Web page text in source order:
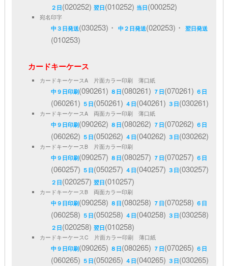
２日(020252)翌日(010252) 当日(000252)
宛名印字
中３日発送(030253)・中２日発送(020253)・翌日発送
(010253)
カードキーケース
カードキーケースA 片面カラー印刷 薄口紙
中９日印刷(090261) ８日(080261) ７日(070261) ６日
(060261) ５日(050261) ４日(040261) ３日(030261)
カードキーケースA 両面カラー印刷 薄口紙
中９日印刷(090262) ８日(080262) ７日(070262) ６日
(060262) ５日(050262) ４日(040262) ３日(030262)
カードキーケースB 片面カラー印刷
中９日印刷(090257) ８日(080257) ７日(070257) ６日
(060257) ５日(050257) ４日(040257) ３日(030257)
２日(020257)翌日(010257)
カードキーケースB 両面カラー印刷
中９日印刷(090258) ８日(080258) ７日(070258) ６日
(060258) ５日(050258) ４日(040258) ３日(030258)
２日(020258)翌日(010258)
カードキーケースC 片面カラー印刷 薄口紙
中９日印刷(090265) ８日(080265) ７日(070265) ６日
(060265) ５日(050265) ４日(040265) ３日(030265)